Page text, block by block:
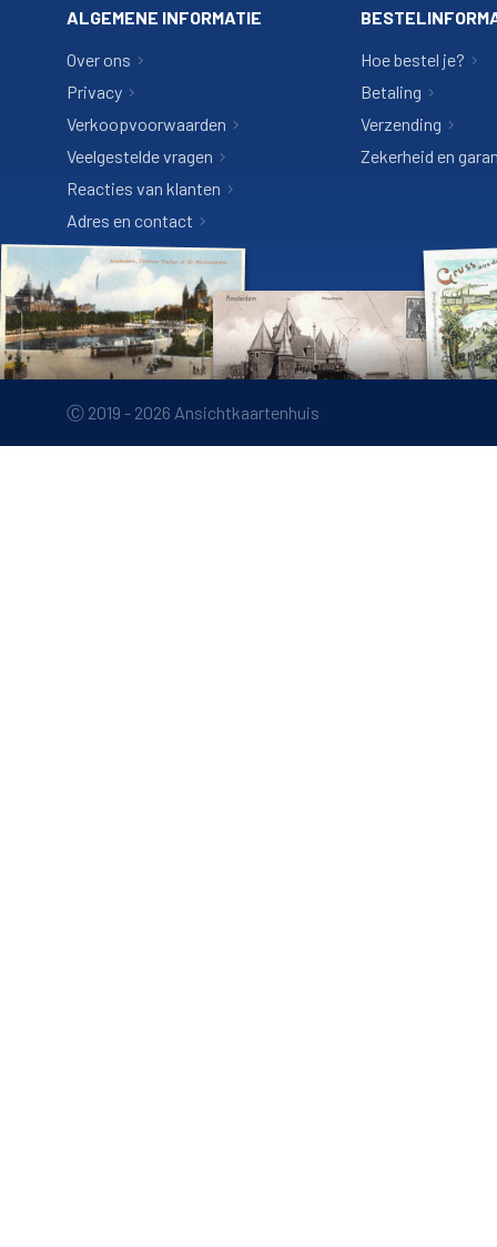
ALGEMENE INFORMATIE
Over ons
Privacy
Verkoopvoorwaarden
Veelgestelde vragen
Reacties van klanten
Adres en contact
Hoe bestel je?
Betaling
Verzending
Zekerheid en
Ⓒ 2019 - 2026 Ansichtkaartenhuis